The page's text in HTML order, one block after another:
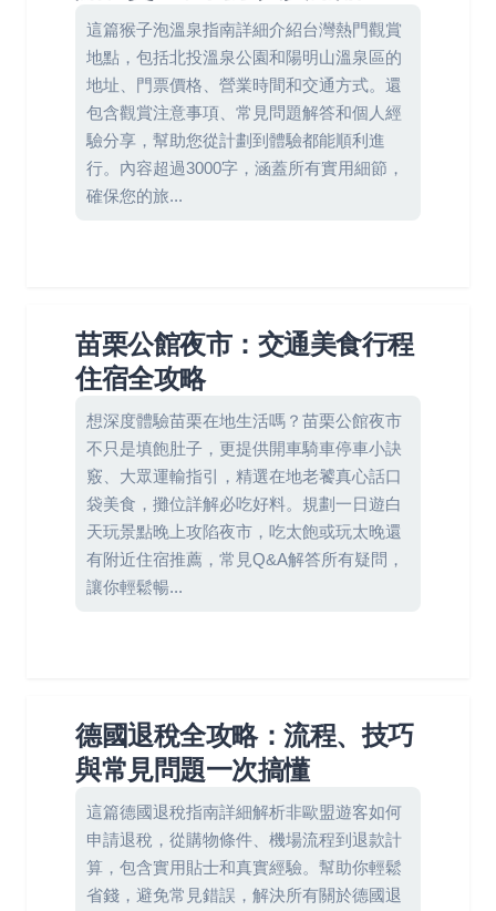
這篇猴子泡溫泉指南詳細介紹台灣熱門觀賞
地點，包括北投溫泉公園和陽明山溫泉區的
地址、門票價格、營業時間和交通方式。還
包含觀賞注意事項、常見問題解答和個人經
驗分享，幫助您從計劃到體驗都能順利進
行。內容超過3000字，涵蓋所有實用細節，
確保您的旅...
苗栗公館夜市：交通美食行程
住宿全攻略
想深度體驗苗栗在地生活嗎？苗栗公館夜市
不只是填飽肚子，更提供開車騎車停車小訣
竅、大眾運輸指引，精選在地老饕真心話口
袋美食，攤位詳解必吃好料。規劃一日遊白
天玩景點晚上攻陷夜市，吃太飽或玩太晚還
有附近住宿推薦，常見Q&A解答所有疑問，
讓你輕鬆暢...
德國退稅全攻略：流程、技巧
與常見問題一次搞懂
這篇德國退稅指南詳細解析非歐盟遊客如何
申請退稅，從購物條件、機場流程到退款計
算，包含實用貼士和真實經驗。幫助你輕鬆
省錢，避免常見錯誤，解決所有關於德國退